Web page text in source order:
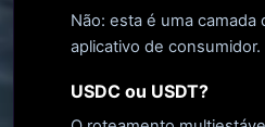
Não: esta é uma camada
aplicativo de consumidor.
USDC ou USDT?